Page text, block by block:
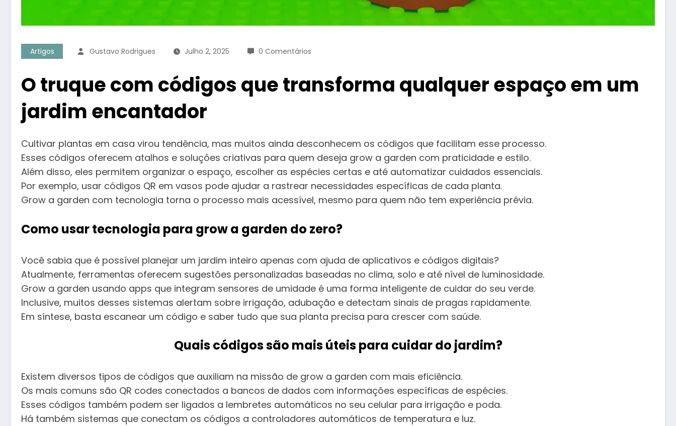
Artigos Gustavo Rodrigues Julho 2, 2025 0 Comentários
O truque com códigos que transforma qualquer espaço em um
jardim encantador
Cultivar plantas em casa virou tendência, mas muitos ainda desconhecem os códigos que facilitam esse processo.
Esses códigos oferecem atalhos e soluções criativas para quem deseja grow a garden com praticidade e estilo.
Além disso, eles permitem organizar o espaço, escolher as espécies certas e até automatizar cuidados essenciais.
Por exemplo, usar códigos QR em vasos pode ajudar a rastrear necessidades específicas de cada planta.
Grow a garden com tecnologia torna o processo mais acessível, mesmo para quem não tem experiência prévia.
Como usar tecnologia para grow a garden do zero?
Você sabia que é possível planejar um jardim inteiro apenas com ajuda de aplicativos e códigos digitais?
Atualmente, ferramentas oferecem sugestões personalizadas baseadas no clima, solo e até nível de luminosidade.
Grow a garden usando apps que integram sensores de umidade é uma forma inteligente de cuidar do seu verde.
Inclusive, muitos desses sistemas alertam sobre irrigação, adubação e detectam sinais de pragas rapidamente.
Em síntese, basta escanear um código e saber tudo que sua planta precisa para crescer com saúde.
Quais códigos são mais úteis para cuidar do jardim?
Existem diversos tipos de códigos que auxiliam na missão de grow a garden com mais eficiência.
Os mais comuns são QR codes conectados a bancos de dados com informações específicas de espécies.
Esses códigos também podem ser ligados a lembretes automáticos no seu celular para irrigação e poda.
Há também sistemas que conectam os códigos a controladores automáticos de temperatura e luz.